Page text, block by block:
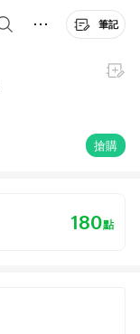
筆記
搶購
180點